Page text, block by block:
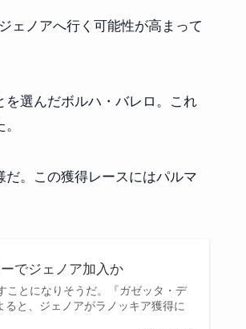
ェノアへ行く可能性が高まって
選んだボルハ・バレロ。これ
。この獲得レースにはパルマ
でジェノア加入か
ことになりそうだ。『ガゼッタ・デ
と、ジェノアがラノッキア獲得に